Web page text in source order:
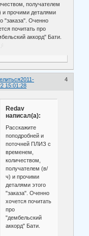
получателем
и прочими деталями
"заказа". Оченно
почитать про
аккорд" Бати.
4
2011-
15:01:28
Redav
написал(а):
Расскажите
поподробней и
поточней ПЛИЗ с
временем,
количеством,
получателем (в/
ч) и прочими
деталями этого
"заказа". Оченно
хочется почитать
про
"дембельский
аккорд" Бати.